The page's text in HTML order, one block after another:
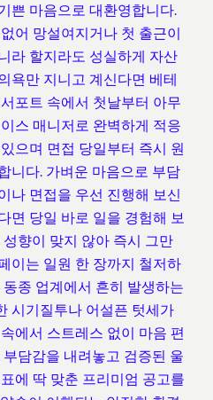
쁜 마음으로 대환영합니다.
어 망설여지거나 첫 출근이
라 할지라도 성실하게 자산
욕만 지니고 계신다면 베테
포트 속에서 첫날부터 아무
스 매니저로 완벽하게 적응
으며 면접 당일부터 즉시 원
니다. 가벼운 마음으로 부담
나 면접을 우선 진행해 보신
면 당일 바로 일을 경험해 보
향이 맞지 않아 즉시 그만
이는 일원 한 장까지 철저하
종 업계에서 흔히 발생하는
시기질투나 어설픈 텃세가
에서 스트레스 없이 마음 편
담감을 내려놓고 검증된 울
에 딱 맞춘 프리미엄 공고를